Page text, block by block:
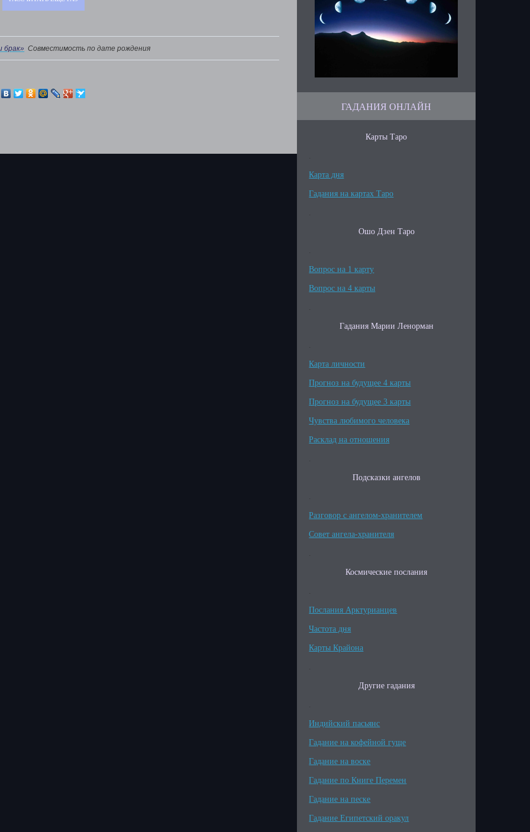
брак» Совместимость по дате рождения
ГАДАНИЯ ОНЛАЙН
Карты Таро
.
Карта дня
Гадания на картах Таро
.
Ошо Дзен Таро
.
Вопрос на 1 карту
Вопрос на 4 карты
.
Гадания Марии Ленорман
.
Карта личности
Прогноз на будущее 4 карты
Прогноз на будущее 3 карты
Чувства любимого человека
Расклад на отношения
.
Подсказки ангелов
.
Разговор с ангелом-хранителем
Совет ангела-хранителя
.
Космические послания
.
Послания Арктурианцев
Частота дня
Карты Крайона
.
Другие гадания
.
Индийский пасьянс
Гадание на кофейной гуще
Гадание на воске
Гадание по Книге Перемен
Гадание на песке
Гадание Египетский оракул